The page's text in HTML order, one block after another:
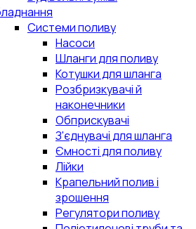
Системи поливу
Насоси
Шланги для поливу
Котушки для шланга
Розбризкувачі й
наконечники
Обприскувачі
З'єднувачі для шланга
Ємності для поливу
Лійки
Крапельний полив і
зрошення
Регулятори поливу